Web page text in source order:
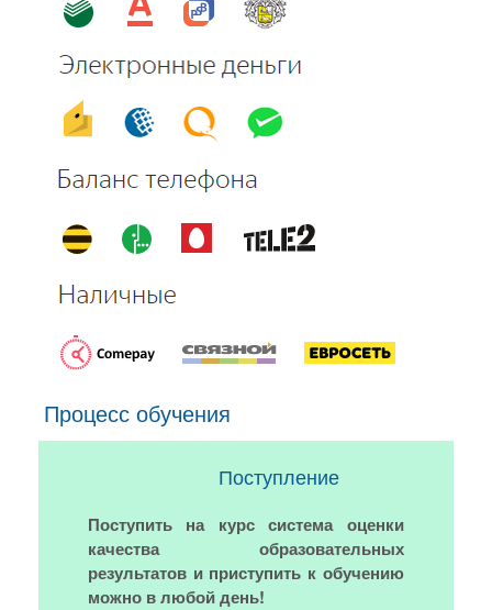
Процесс обучения
Поступление
Поступить на курс система оценки
качества образовательных
результатов и приступить к обучению
можно в любой день!